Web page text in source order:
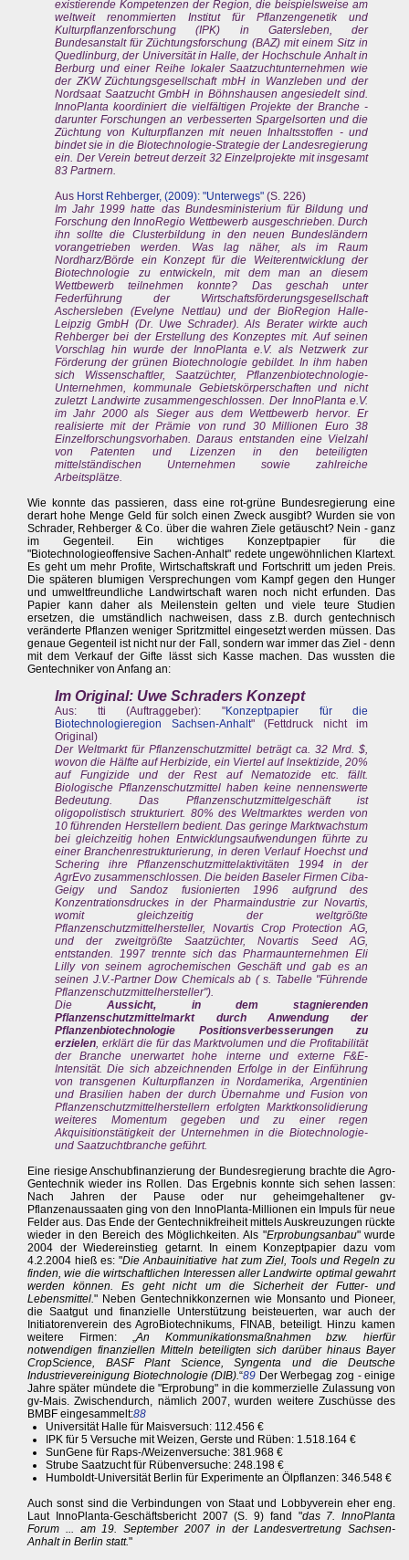
existierende Kompetenzen der Region, die beispielsweise am
weltweit renommierten Institut für Pflanzengenetik und
Kulturpflanzenforschung (IPK) in Gatersleben, der
Bundesanstalt für Züchtungsforschung (BAZ) mit einem Sitz in
Quedlinburg, der Universität in Halle, der Hochschule Anhalt in
Berburg und einer Reihe lokaler Saatzuchtunternehmen wie
der ZKW Züchtungsgesellschaft mbH in Wanzleben und der
Nordsaat Saatzucht GmbH in Böhnshausen angesiedelt sind.
InnoPlanta koordiniert die vielfältigen Projekte der Branche -
darunter Forschungen an verbesserten Spargelsorten und die
Züchtung von Kulturpflanzen mit neuen Inhaltsstoffen - und
bindet sie in die Biotechnologie-Strategie der Landesregierung
ein. Der Verein betreut derzeit 32 Einzelprojekte mit insgesamt
83 Partnern.
Aus Horst Rehberger, (2009): "Unterwegs" (S. 226)
Im Jahr 1999 hatte das Bundesministerium für Bildung und
Forschung den InnoRegio Wettbewerb ausgeschrieben. Durch
ihn sollte die Clusterbildung in den neuen Bundesländern
vorangetrieben werden. Was lag näher, als im Raum
Nordharz/Börde ein Konzept für die Weiterentwicklung der
Biotechnologie zu entwickeln, mit dem man an diesem
Wettbewerb teilnehmen konnte? Das geschah unter
Federführung der Wirtschaftsförderungsgesellschaft
Aschersleben (Evelyne Nettlau) und der BioRegion Halle-
Leipzig GmbH (Dr. Uwe Schrader). Als Berater wirkte auch
Rehberger bei der Erstellung des Konzeptes mit. Auf seinen
Vorschlag hin wurde der InnoPlanta e.V. als Netzwerk zur
Förderung der grünen Biotechnologie gebildet. In ihm haben
sich Wissenschaftler, Saatzüchter, Pflanzenbiotechnologie-
Unternehmen, kommunale Gebietskörperschaften und nicht
zuletzt Landwirte zusammengeschlossen. Der InnoPlanta e.V.
im Jahr 2000 als Sieger aus dem Wettbewerb hervor. Er
realisierte mit der Prämie von rund 30 Millionen Euro 38
Einzelforschungsvorhaben. Daraus entstanden eine Vielzahl
von Patenten und Lizenzen in den beteiligten
mittelständischen Unternehmen sowie zahlreiche
Arbeitsplätze.
Wie konnte das passieren, dass eine rot-grüne Bundesregierung eine
derart hohe Menge Geld für solch einen Zweck ausgibt? Wurden sie von
Schrader, Rehberger & Co. über die wahren Ziele getäuscht? Nein - ganz
im Gegenteil. Ein wichtiges Konzeptpapier für die
"Biotechnologieoffensive Sachen-Anhalt" redete ungewöhnlichen Klartext.
Es geht um mehr Profite, Wirtschaftskraft und Fortschritt um jeden Preis.
Die späteren blumigen Versprechungen vom Kampf gegen den Hunger
und umweltfreundliche Landwirtschaft waren noch nicht erfunden. Das
Papier kann daher als Meilenstein gelten und viele teure Studien
ersetzen, die umständlich nachweisen, dass z.B. durch gentechnisch
veränderte Pflanzen weniger Spritzmittel eingesetzt werden müssen. Das
genaue Gegenteil ist nicht nur der Fall, sondern war immer das Ziel - denn
mit dem Verkauf der Gifte lässt sich Kasse machen. Das wussten die
Gentechniker von Anfang an:
Im Original: Uwe Schraders Konzept
Aus: tti (Auftraggeber): "Konzeptpapier für die
Biotechnologieregion Sachsen-Anhalt" (Fettdruck nicht im
Original)
Der Weltmarkt für Pflanzenschutzmittel beträgt ca. 32 Mrd. $,
wovon die Hälfte auf Herbizide, ein Viertel auf lnsektizide, 20%
auf Fungizide und der Rest auf Nematozide etc. fällt.
Biologische Pflanzenschutzmittel haben keine nennenswerte
Bedeutung. Das Pflanzenschutzmittelgeschäft ist
oligopolistisch strukturiert. 80% des Weltmarktes werden von
10 führenden Herstellern bedient. Das geringe Marktwachstum
bei gleichzeitig hohen Entwicklungsaufwendungen führte zu
einer Branchenrestrukturierung, in deren Verlauf Hoechst und
Schering ihre Pflanzenschutzmittelaktivitäten 1994 in der
AgrEvo zusammenschlossen. Die beiden Baseler Firmen Ciba-
Geigy und Sandoz fusionierten 1996 aufgrund des
Konzentrationsdruckes in der Pharmaindustrie zur Novartis,
womit gleichzeitig der weltgrößte
Pflanzenschutzmittelhersteller, Novartis Crop Protection AG,
und der zweitgrößte Saatzüchter, Novartis Seed AG,
entstanden. 1997 trennte sich das Pharmaunternehmen Eli
Lilly von seinem agrochemischen Geschäft und gab es an
seinen J.V.-Partner Dow Chemicals ab ( s. Tabelle "Führende
Pflanzenschutzmittelhersteller").
DieAussicht, in dem stagnierenden
Pflanzenschutzmittelmarkt durch Anwendung der
Pflanzenbiotechnologie Positionsverbesserungen zu
erzielen, erklärt die für das Marktvolumen und die Profitabilität
der Branche unerwartet hohe interne und externe F&E-
Intensität. Die sich abzeichnenden Erfolge in der Einführung
von transgenen Kulturpflanzen in Nordamerika, Argentinien
und Brasilien haben der durch Übernahme und Fusion von
Pflanzenschutzmittelherstellern erfolgten Marktkonsolidierung
weiteres Momentum gegeben und zu einer regen
Akquisitionstätigkeit der Unternehmen in die Biotechnologie-
und Saatzuchtbranche geführt.
Eine riesige Anschubfinanzierung der Bundesregierung brachte die Agro-
Gentechnik wieder ins Rollen. Das Ergebnis konnte sich sehen lassen:
Nach Jahren der Pause oder nur geheimgehaltener gv-
Pflanzenaussaaten ging von den InnoPlanta-Millionen ein Impuls für neue
Felder aus. Das Ende der Gentechnikfreiheit mittels Auskreuzungen rückte
wieder in den Bereich des Möglichkeiten. Als "Erprobungsanbau" wurde
2004 der Wiedereinstieg getarnt. In einem Konzeptpapier dazu vom
4.2.2004 hieß es: "Die Anbauinitiative hat zum Ziel, Tools und Regeln zu
finden, wie die wirtschaftlichen Interessen aller Landwirte optimal gewahrt
werden können. Es geht nicht um die Sicherheit der Futter- und
Lebensmittel." Neben Gentechnikkonzernen wie Monsanto und Pioneer,
die Saatgut und finanzielle Unterstützung beisteuerten, war auch der
Initiatorenverein des AgroBiotechnikums, FINAB, beteiligt. Hinzu kamen
weitere Firmen: „An Kommunikationsmaßnahmen bzw. hierfür
notwendigen finanziellen Mitteln beteiligten sich darüber hinaus Bayer
CropScience, BASF Plant Science, Syngenta und die Deutsche
Industrievereinigung Biotechnologie (DIB).“89 Der Werbegag zog - einige
Jahre später mündete die "Erprobung" in die kommerzielle Zulassung von
gv-Mais. Zwischendurch, nämlich 2007, wurden weitere Zuschüsse des
BMBF eingesammelt:88
Universität Halle für Maisversuch: 112.456 €
IPK für 5 Versuche mit Weizen, Gerste und Rüben: 1.518.164 €
SunGene für Raps-/Weizenversuche: 381.968 €
Strube Saatzucht für Rübenversuche: 248.198 €
Humboldt-Universität Berlin für Experimente an Ölpflanzen: 346.548 €
Auch sonst sind die Verbindungen von Staat und Lobbyverein eher eng.
Laut InnoPlanta-Geschäftsbericht 2007 (S. 9) fand "das 7. InnoPlanta
Forum ... am 19. September 2007 in der Landesvertretung Sachsen-
Anhalt in Berlin statt."